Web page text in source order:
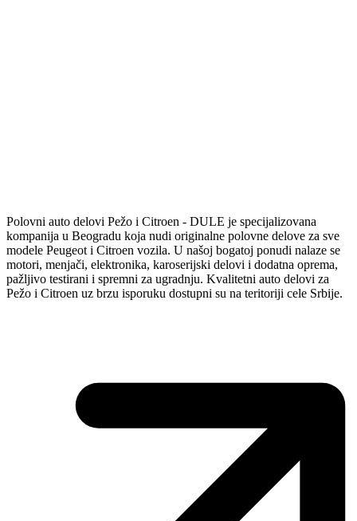
Polovni auto delovi Pežo i Citroen - DULE je specijalizovana
kompanija u Beogradu koja nudi originalne polovne delove za sve
modele Peugeot i Citroen vozila. U našoj bogatoj ponudi nalaze se
motori, menjači, elektronika, karoserijski delovi i dodatna oprema,
pažljivo testirani i spremni za ugradnju. Kvalitetni auto delovi za
Pežo i Citroen uz brzu isporuku dostupni su na teritoriji cele Srbije.